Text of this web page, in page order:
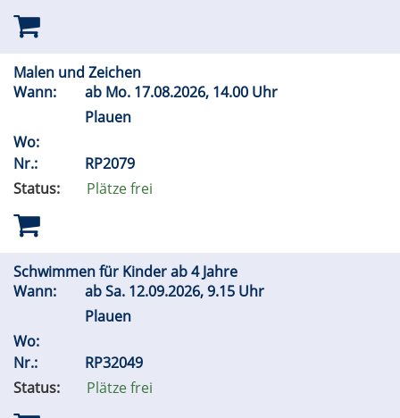
Malen und Zeichen
Wann:
ab Mo. 17.08.2026, 14.00 Uhr
Plauen
Wo:
Nr.:
RP2079
Status:
Plätze frei
Schwimmen für Kinder ab 4 Jahre
Wann:
abSa. 12.09.2026, 9.15 Uhr
Plauen
Wo:
Nr.:
RP32049
Status:
Plätze frei